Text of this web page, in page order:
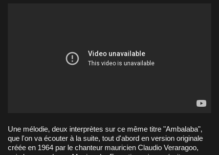
Une mélodie, deux interprètes sur ce même titre "Ambalaba",
que l'on va écouter à la suite, tout d'abord en version originale
créée en 1964 par le chanteur mauricien Claudio Veraragoo,